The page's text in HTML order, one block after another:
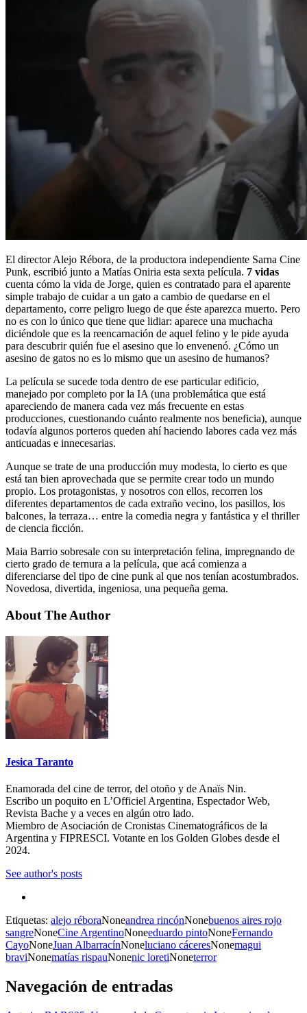
El director Alejo Rébora, de la productora independiente Sarna Cine
Punk, escribió junto a Matías Oniria esta sexta película. 7 vidas
cuenta cómo la vida de Jorge, quien es contratado para el aparente
simple trabajo de cuidar a un gato a cambio de quedarse en el
departamento, corre peligro luego de que éste aparezca muerto. Pero
no es con lo único que tiene que lidiar: aparece una muchacha
diciéndole que es la reencarnación de aquel felino y le pide ayuda
para descubrir quién fue el asesino que lo envenenó. ¿Cómo un
asesino de gatos no es lo mismo que un asesino de humanos?
La película se sucede toda dentro de ese particular edificio,
manejado por completo por la IA (una problemática que está
apareciendo de manera cada vez más frecuente en estas
producciones, cuestionando cuánto realmente nos beneficia), aunque
todavía algunos porteros queden ahí haciendo labores cada vez más
anticuadas e innecesarias.
Aunque se trate de una producción muy modesta, lo cierto es que
está tan bien aprovechada que se permite crear todo un mundo
propio. Los protagonistas, y nosotros con ellos, recorren los
diferentes departamentos de cada extraño vecino, los pasillos, los
balcones, la terraza… entre la comedia negra y fantástica y el thriller
de ciencia ficción.
Maia Barrio sobresale con su interpretación felina, impregnando de
cierto grado de ternura a la película, que acá comienza a
diferenciarse del tipo de cine punk al que nos tenían acostumbrados.
Novedosa, divertida, ingeniosa, una pequeña gema.
About The Author
Jesica Taranto
Enamorada del cine de terror, del otoño y de Anaïs Nin.
Escribo un poquito en L’Officiel Argentina, Espectador Web,
Revista Bache y a veces en algún otro lado.
Miembro de Asociación de Cronistas Cinematográficos de la
Argentina y FIPRESCI. Votante en los Golden Globes desde el
2024.
See author's posts
Etiquetas: alejo réboraNoneandrea rincónNonebuenos aires rojo
sangreNoneCine ArgentinoNoneeduardo pintoNoneFernando
CayoNoneJuan AlbarracínNoneluciano cáceresNonemagui
braviNonematías rispauNonenic loretiNoneterror
Navegación de entradas